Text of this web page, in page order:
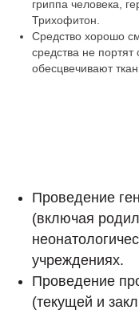
гриппа человека,
Трихофитон.
Средство хорошо
средства не
обесцвечивают
Проведение
(включая
учреждениях.
Проведение
(текущей и